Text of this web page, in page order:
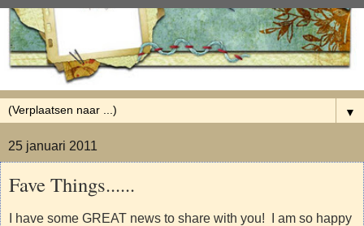
▼
25 januari 2011
Fave Things......
I have some GREAT news to share with you! I am so happy